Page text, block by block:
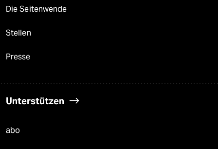
Die Seitenwende
Stellen
Presse
Unterstützen
abo